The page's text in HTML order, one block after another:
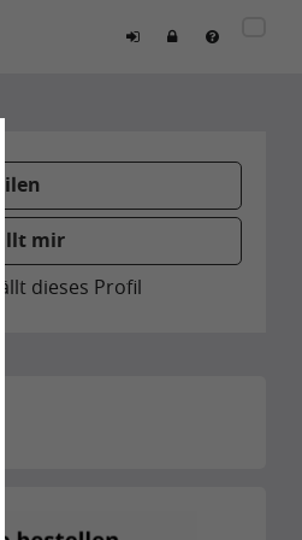
mir
dieses Profil